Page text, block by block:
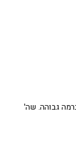
גבוהה. שה'